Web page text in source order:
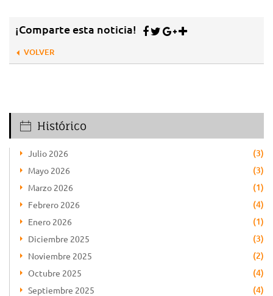
¡Comparte esta noticia!
VOLVER
Histórico
Julio 2026 (3)
Mayo 2026 (3)
Marzo 2026 (1)
Febrero 2026 (4)
Enero 2026 (1)
Diciembre 2025 (3)
Noviembre 2025 (2)
Octubre 2025 (4)
Septiembre 2025 (4)